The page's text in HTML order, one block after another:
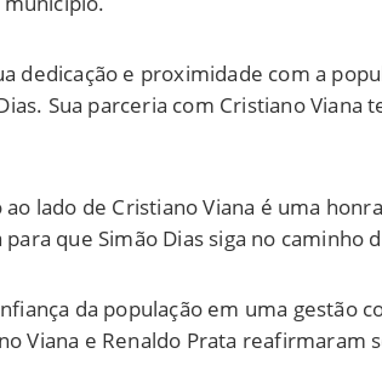
dedicação e proximidade com a
Sua parceria com Cristiano
ao lado de Cristiano Viana é uma
que Simão Dias siga no
da população em uma
Viana e Renaldo Prata